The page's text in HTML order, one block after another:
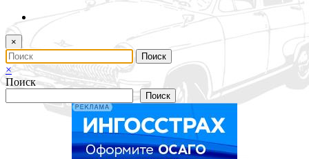
×
×
Поиск
Поиск